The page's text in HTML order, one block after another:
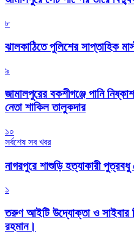
৮
‎ঝালকাঠিতে পুলিশের সাপ্তাহিক
৯
জামালপুরের বকশীগঞ্জে পানি
নেতা শাকিল তালুকদার
১০
সর্বশেষ সব খবর
নাগরপুরে শাশুড়ি হত্যাকারী
১
তরুণ আইটি উদ্যোক্তা ও সাইবার
রহমান।